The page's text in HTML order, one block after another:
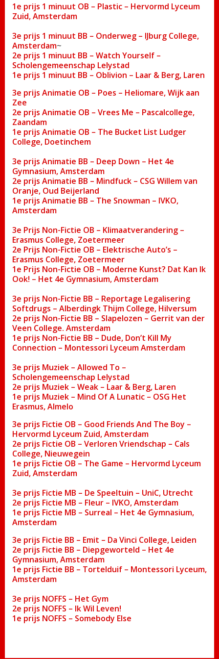
1e prijs 1 minuut OB – Plastic – Hervormd Lyceum
Zuid,Amsterdam
3e prijs 1 minuut BB – Onderweg – IJburg College,
Amsterdam~
2e prijs 1 minuut BB – Watch Yourself –
Scholengemeenschap Lelystad
1e prijs 1 minuut BB – Oblivion – Laar & Berg, Laren
3e prijs Animatie OB – Poes – Heliomare, Wijk aan
Zee
2e prijs Animatie OB – Vrees Me – Pascalcollege,
Zaandam
1e prijs Animatie OB – The Bucket List Ludger
College, Doetinchem
3e prijs Animatie BB – Deep Down – Het 4e
Gymnasium, Amsterdam
2e prijs Animatie BB – Mindfuck – CSG Willem van
Oranje, Oud Beijerland
1e prijs Animatie BB – The Snowman – IVKO,
Amsterdam
3e Prijs Non-Fictie OB – Klimaatverandering –
Erasmus College, Zoetermeer
2e Prijs Non-Fictie OB – Elektrische Auto’s –
Erasmus College, Zoetermeer
1e Prijs Non-Fictie OB – Moderne Kunst? Dat Kan Ik
Ook! – Het 4e Gymnasium, Amsterdam
3e prijs Non-Fictie BB – Reportage Legalisering
Softdrugs – Alberdingk Thijm College, Hilversum
2e prijs Non-Fictie BB – Slapelozen – Gerrit van der
Veen College. Amsterdam
1e prijs Non-Fictie BB – Dude, Don’t Kill My
Connection – Montessori Lyceum Amsterdam
3e prijs Muziek – Allowed To –
Scholengemeenschap Lelystad
2e prijs Muziek – Weak – Laar & Berg, Laren
1e prijs Muziek – Mind Of A Lunatic – OSG Het
Erasmus, Almelo
3e prijs Fictie OB – Good Friends And The Boy –
Hervormd Lyceum Zuid, Amsterdam
2e prijs Fictie OB – Verloren Vriendschap – Cals
College, Nieuwegein
1e prijs Fictie OB – The Game – Hervormd Lyceum
Zuid, Amsterdam
3e prijs Fictie MB – De Speeltuin – UniC, Utrecht
2e prijs Fictie MB – Fleur – IVKO, Amsterdam
1e prijs Fictie MB – Surreal – Het 4e Gymnasium,
Amsterdam
3e prijs Fictie BB – Emit – Da Vinci College, Leiden
2e prijs Fictie BB – Diepgeworteld – Het 4e
Gymnasium, Amsterdam
1e prijs Fictie BB – Tortelduif – Montessori Lyceum,
Amsterdam
3e prijs NOFFS – Het Gym
2e prijs NOFFS – Ik Wil Leven!
1e prijs NOFFS – Somebody Else